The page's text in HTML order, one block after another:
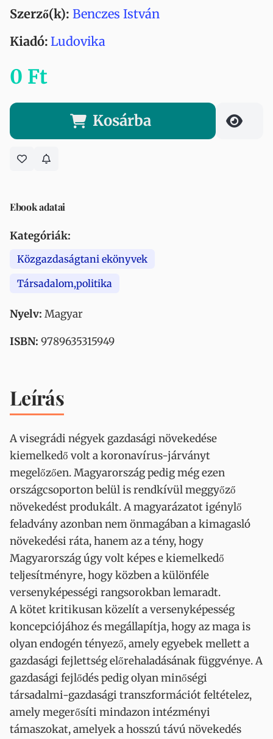
Szerző(k): Benczes István
Kiadó: Ludovika
0 Ft
Kosárba
Ebook adatai
Kategóriák:
Közgazdaságtani ekönyvek
Társadalom,politika
Nyelv: Magyar
ISBN: 9789635315949
Leírás
A visegrádi négyek gazdasági növekedése
kiemelkedő volt a koronavírus-járványt
megelőzően. Magyarország pedig még ezen
országcsoporton belül is rendkívül meggyőző
növekedést produkált. A magyarázatot igénylő
feladvány azonban nem önmagában a kimagasló
növekedési ráta, hanem az a tény, hogy
Magyarország úgy volt képes e kiemelkedő
teljesítményre, hogy közben a különféle
versenyképességi rangsorokban lemaradt.
A kötet kritikusan közelít a versenyképesség
koncepciójához és megállapítja, hogy az maga is
olyan endogén tényező, amely egyebek mellett a
gazdasági fejlettség előrehaladásának függvénye. A
gazdasági fejlődés pedig olyan minőségi
társadalmi-gazdasági transzformációt feltételez,
amely megerősíti mindazon intézményi
támaszokat, amelyek a hosszú távú növekedés